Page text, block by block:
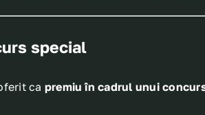
special
ca premiu în cadrul unui